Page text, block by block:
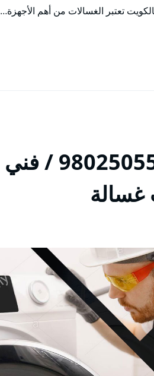
تعتبر الغسالات من أهم الأجهزة…
تصليح غسالات مدينة الكويت / 98025055 / فني
غسالة